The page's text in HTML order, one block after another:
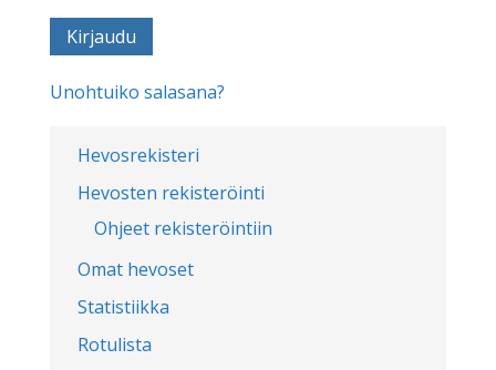
Hevosrekisteri
Hevosten rekisteröinti
Ohjeet rekisteröintiin
Omat hevoset
Statistiikka
Rotulista
Unohtuiko salasana?